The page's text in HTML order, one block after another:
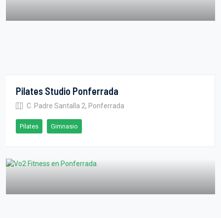
Pilates Studio Ponferrada
C. Padre Santalla 2, Ponferrada
Pilates Gimnasio